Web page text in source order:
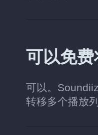
可以免
可以。
转移多个播放